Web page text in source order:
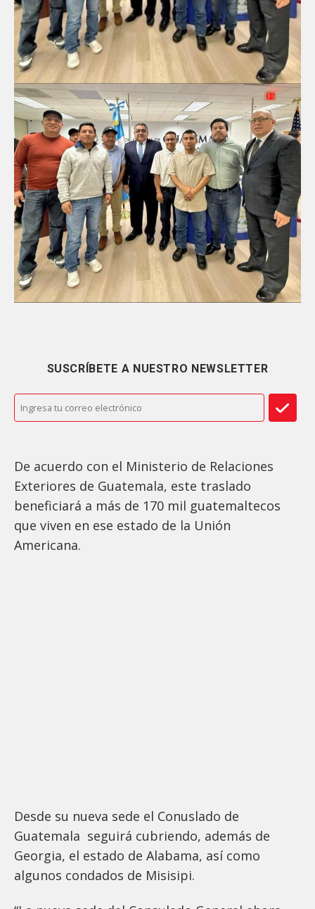
SUSCRÍBETE A NUESTRO NEWSLETTER
De acuerdo con el Ministerio de Relaciones
Exteriores de Guatemala, este traslado
beneficiará a más de 170 mil guatemaltecos
que viven en ese estado de la Unión
Americana.
Desde su nueva sede el Conuslado de
Guatemala seguirá cubriendo, además de
Georgia, el estado de Alabama, así como
algunos condados de Misisipi.